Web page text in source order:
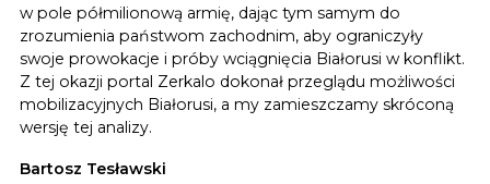
w pole półmilionową armię, dając tym samym do
zrozumienia państwom zachodnim, aby ograniczyły
swoje prowokacje i próby wciągnięcia Białorusi w konflikt.
Z tej okazji portal Zerkalo dokonał przeglądu możliwości
mobilizacyjnych Białorusi, a my zamieszczamy skróconą
wersję tej analizy.
Bartosz Tesławski